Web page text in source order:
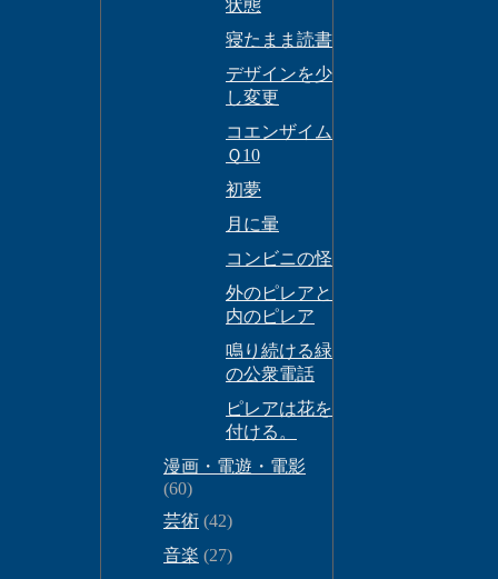
状態
寝たまま読書
デザインを少
し変更
コエンザイム
Ｑ10
初夢
月に暈
コンビニの怪
外のピレアと
内のピレア
鳴り続ける緑
の公衆電話
ピレアは花を
付ける。
漫画・電遊・電影
(60)
芸術 (42)
音楽 (27)